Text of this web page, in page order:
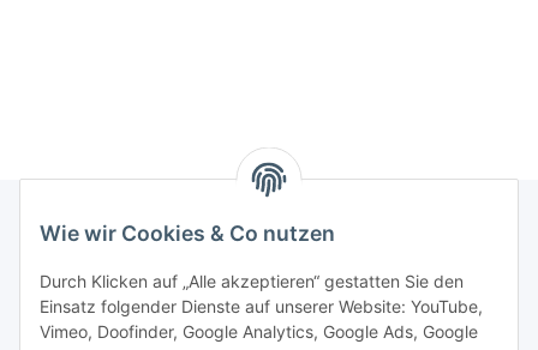
Wie wir Cookies & Co nutzen
Durch Klicken auf „Alle akzeptieren“ gestatten Sie den
Einsatz folgender Dienste auf unserer Website: YouTube,
Vimeo, Doofinder, Google Analytics, Google Ads, Google
Rechtliches
Allgemeines